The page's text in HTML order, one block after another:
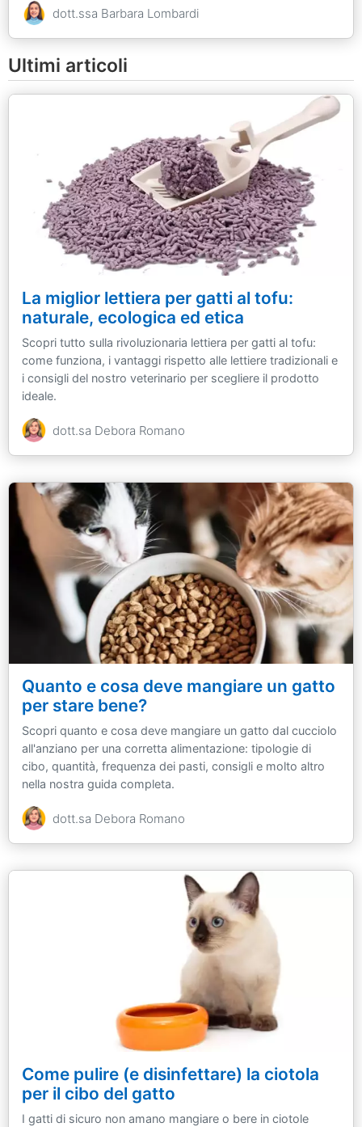
dott.ssa Barbara Lombardi
Ultimi articoli
La miglior lettiera per gatti al tofu:
naturale, ecologica ed etica
Scopri tutto sulla rivoluzionaria lettiera per gatti al tofu:
come funziona, i vantaggi rispetto alle lettiere tradizionali e
i consigli del nostro veterinario per scegliere il prodotto
ideale.
dott.sa Debora Romano
Quanto e cosa deve mangiare un gatto
per stare bene?
Scopri quanto e cosa deve mangiare un gatto dal cucciolo
all'anziano per una corretta alimentazione: tipologie di
cibo, quantità, frequenza dei pasti, consigli e molto altro
nella nostra guida completa.
dott.sa Debora Romano
Come pulire (e disinfettare) la ciotola
per il cibo del gatto
I gatti di sicuro non amano mangiare o bere in ciotole